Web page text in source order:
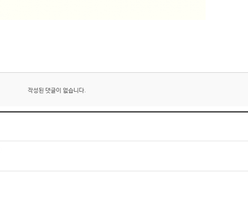
작성된 댓글이 없습니다.